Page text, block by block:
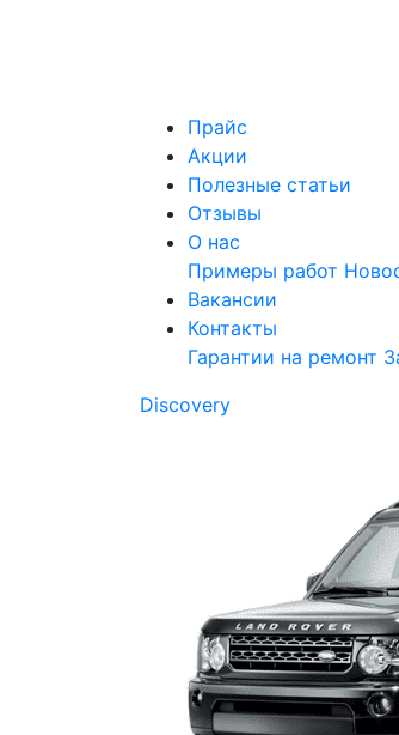
Прайс
Акции
Полезные статьи
Отзывы
О нас
Примеры работ
Вакансии
Контакты
Гарантии на ремонт
Discovery